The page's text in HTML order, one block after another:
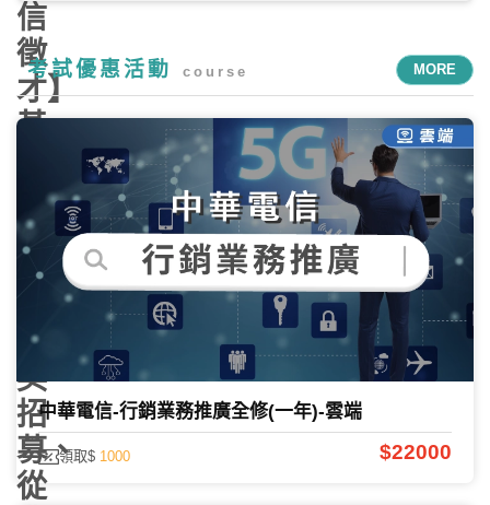
信
徵
才】
基
員
招
考、
菁
英
招
募、
從
考試優惠活動 course MORE
中華電信-行銷業務推廣全修(一年)-雲端
領取$ 1000 $22000